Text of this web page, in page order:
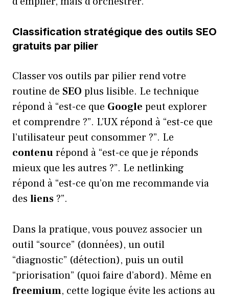
Classification stratégique des outils SEO
gratuits par pilier
Classer vos outils par pilier rend votre
routine de SEO plus lisible. Le technique
répond à “est-ce que Google peut explorer
et comprendre ?”. L’UX répond à “est-ce que
l’utilisateur peut consommer ?”. Le
contenurépond à “est-ce que je réponds
mieux que les autres ?”. Le netlinking
répond à “est-ce qu’on me recommande via
des liens ?”.
Dans la pratique, vous pouvez associer un
outil “source” (données), un outil
“diagnostic” (détection), puis un outil
“priorisation” (quoi faire d’abord). Même en
freemium, cette logique évite les actions au